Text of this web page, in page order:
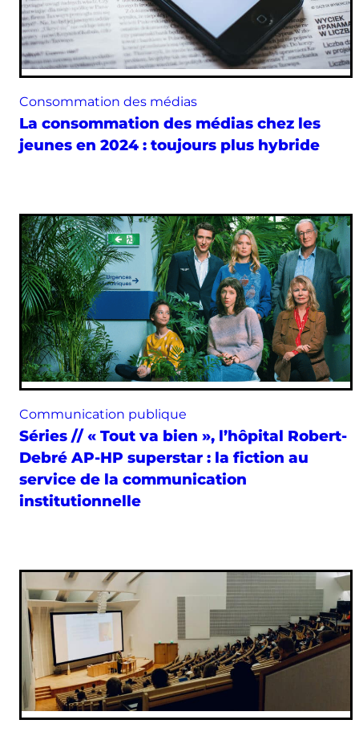
Consommation des médias
La consommation des médias chez les
jeunes en 2024 : toujours plus hybride
Communication publique
Séries // « Tout va bien », l’hôpital Robert-
Debré AP-HP superstar : la fiction au
service de la communication
institutionnelle